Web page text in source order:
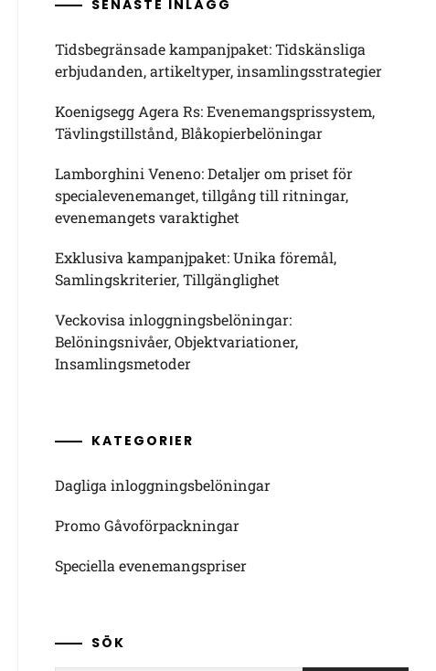
SENASTE INLÄGG
Tidsbegränsade kampanjpaket: Tidskänsliga
erbjudanden, artikeltyper, insamlingsstrategier
Koenigsegg Agera Rs: Evenemangsprissystem,
Tävlingstillstånd, Blåkopierbelöningar
Lamborghini Veneno: Detaljer om priset för
specialevenemanget, tillgång till ritningar,
evenemangets varaktighet
Exklusiva kampanjpaket: Unika föremål,
Samlingskriterier, Tillgänglighet
Veckovisa inloggningsbelöningar:
Belöningsnivåer, Objektvariationer,
Insamlingsmetoder
KATEGORIER
Dagliga inloggningsbelöningar
Promo Gåvoförpackningar
Speciella evenemangspriser
SÖK